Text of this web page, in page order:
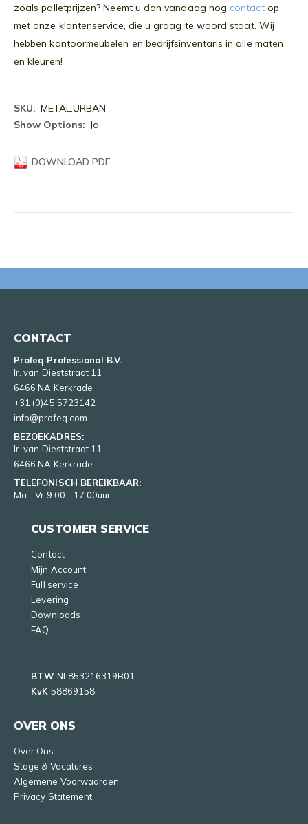
zoals palletprijzen? Neemt u dan vandaag nog contactop
met onze klantenservice, die u graag te woord staat. Wij
hebben kantoormeubelen en bedrijfsinventaris in alle maten
en kleuren!
Meer
informatie
METAL.URBAN
Ja
DOWNLOAD PDF
CONTACT
Profeq Professional B.V.
Ir. van Dieststraat 11
6466 NA Kerkrade
+31 (0)45 5723142
info@profeq.com
BEZOEKADRES:
Ir. van Dieststraat 11
6466 NA Kerkrade
TELEFONISCH BEREIKBAAR:
Ma - Vr 9:00 - 17:00uur
CUSTOMER SERVICE
Contact
Mijn Account
Full service
Levering
Downloads
FAQ
BTW NL853216319B01
KvK 58869158
OVER ONS
Over Ons
Stage & Vacatures
Algemene Voorwaarden
Privacy Statement